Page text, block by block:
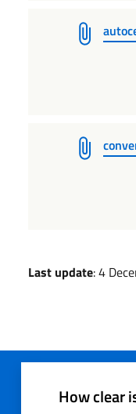
Last update: 4
How clear